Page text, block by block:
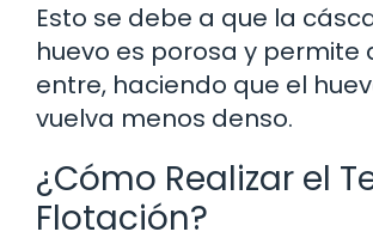
Esto se debe a que la
huevo es porosa y permite
entre, haciendo que el
vuelva menos denso.
¿Cómo Realizar el
Flotación?